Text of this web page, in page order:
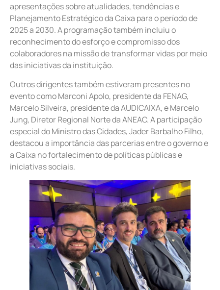
apresentações sobre atualidades, tendências e
Planejamento Estratégico da Caixa para o período de
2025 a 2030. A programação também incluiu o
reconhecimento do esforço e compromisso dos
colaboradores na missão de transformar vidas por meio
das iniciativas da instituição.
Outros dirigentes também estiveram presentes no
evento como Marconi Apolo, presidente da FENAG,
Marcelo Silveira, presidente da AUDICAIXA, e Marcelo
Jung, Diretor Regional Norte da ANEAC. A participação
especial do Ministro das Cidades, Jader Barbalho Filho,
destacou a importância das parcerias entre o governo e
a Caixa no fortalecimento de políticas públicas e
iniciativas sociais.